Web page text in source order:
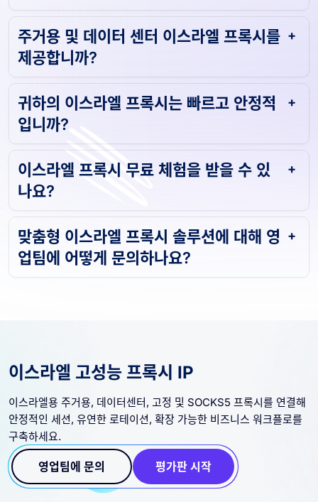
주거용 및 데이터 센터 이스라엘 프록시를
제공합니까?
귀하의 이스라엘 프록시는 빠르고 안정적
입니까?
이스라엘 프록시 무료 체험을 받을 수 있
나요?
맞춤형 이스라엘 프록시 솔루션에 대해 영
업팀에 어떻게 문의하나요?
이스라엘 고성능 프록시 IP
이스라엘용 주거용, 데이터센터, 고정 및 SOCKS5 프록시를 연결해
안정적인 세션, 유연한 로테이션, 확장 가능한 비즈니스 워크플로를
구축하세요.
영업팀에 문의 평가판 시작